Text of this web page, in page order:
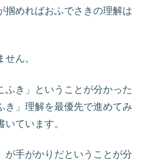
掴めればおふでさきの理解は
ん。
ふき」ということが分かった
き」理解を最優先で進めてみ
ています。
が手がかりだということが分